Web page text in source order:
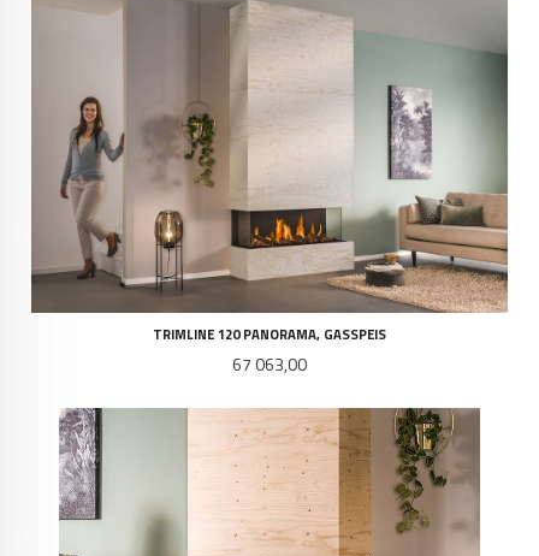
TRIMLINE 120 PANORAMA, GASSPEIS
Pris
67 063,00